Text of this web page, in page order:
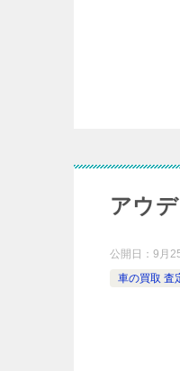
アウ
公開日： 9月
車の買取 査